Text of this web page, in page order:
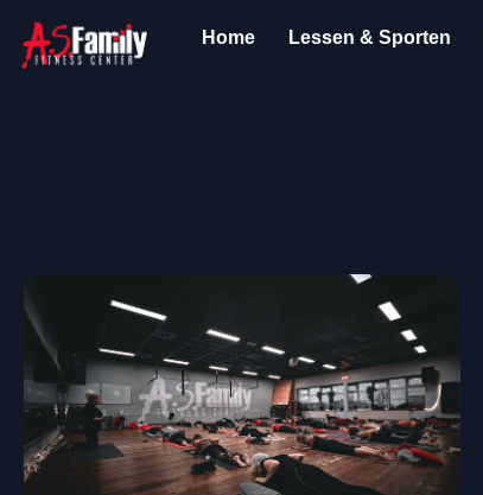
💪 Elke dag open
Home Lessen & Sporten
Archief